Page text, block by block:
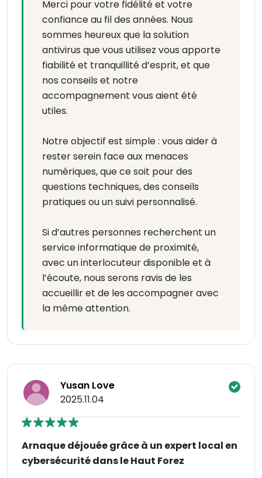
Merci pour votre fidélité et votre
confiance au fil des années. Nous
sommes heureux que la solution
antivirus que vous utilisez vous apporte
fiabilité et tranquillité d’esprit, et que
nos conseils et notre
accompagnement vous aient été
utiles.
Notre objectif est simple : vous aider à
rester serein face aux menaces
numériques, que ce soit pour des
questions techniques, des conseils
pratiques ou un suivi personnalisé.
Si d’autres personnes recherchent un
service informatique de proximité,
avec un interlocuteur disponible et à
l’écoute, nous serons ravis de les
accueillir et de les accompagner avec
la même attention.
Yusan Love
2025.11.04
Arnaque déjouée grâce à un expert local en
cybersécurité dans le Haut Forez